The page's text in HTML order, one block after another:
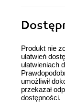
Produkt nie
ułatwień
ułatwieniach
umożliwił
przekazał
dostępności.